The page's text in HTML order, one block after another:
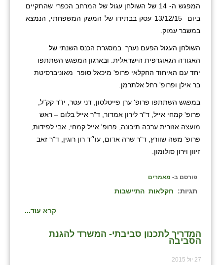
המפגש ה- 14 של השולחן עגול של המרחב הכפרי שהתקיים
ביום 13/12/15 עסק בבתידו של המשק המשפחתי, הנמצא
במשבר עמוק.
השולחן העגול הפעם נערך במסגרת הכנס השנתי של
האגודה הגאוגרפית הישראלית. ובארגון המפגש השתתפו
יחד עם האיחוד החקלאי פרופ' מיכאל סופר מאוניברסיטת
בר אילן ופרופ' רחל אלתרמן.
במפגש השתתפו פרופ' ערן פייטלסון, דני עטר, יו"ר קק"ל,
פרופ' קמחי אייל, ד"ר לירון אמדור, ד"ר אייל בלום – ראש
מועצה אזורית ערבה תיכונה, פרופ' אייל קמחי, אבי לפידות,
פרופ' משה שוורץ, ד"ר שרה אדום, עו״ד רון רוגין, ד"ר זאב
זיוון וירון סולומון.
פורסם ב- מאמרים
תגיות: חקלאות התיישבות
קרא עוד...
המדריך לתכנון סביבתי- המשרד להגנת
הסביבה
27 יול 2015
רימונים
רמת הדר
שבי ציון
שדה צבי
שדמה
שכניה
תלמי יוסף
בוסתן הגליל